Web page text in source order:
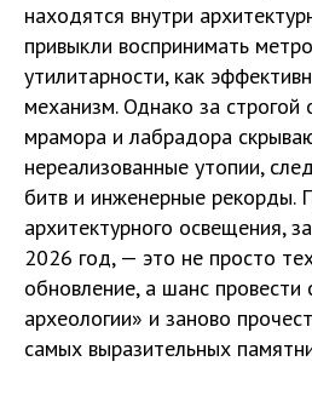
находятся внутри
привыкли воспринимать
утилитарности, как
механизм. Однако за строгой
мрамора и лабрадора
нереализованные утопии,
битв и инженерные рекорды.
архитектурного освещения,
2026 год, — это не просто
обновление, а шанс провести
археологии» и заново
самых выразительных